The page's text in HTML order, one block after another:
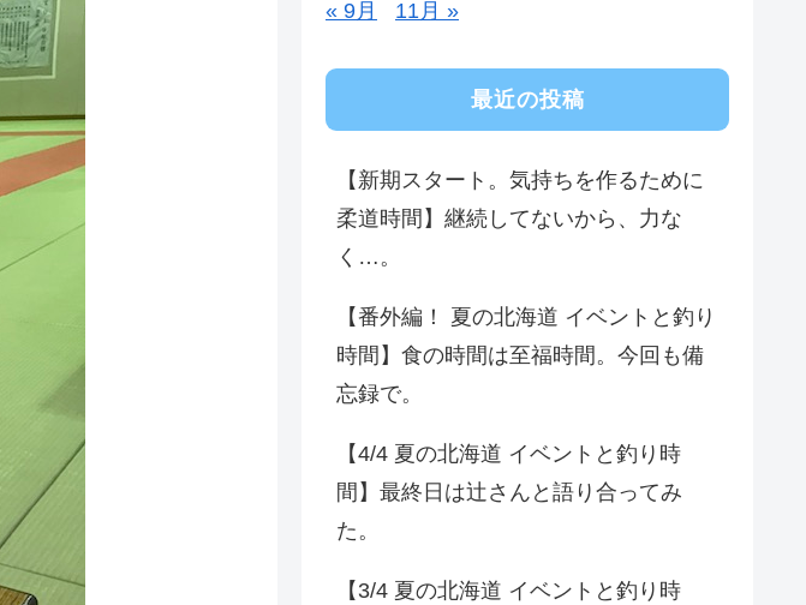
« 9月 11月 »
最近の投稿
【新期スタート。気持ちを作るために
柔道時間】継続してないから、力な
く…。
【番外編！ 夏の北海道 イベントと釣り
時間】食の時間は至福時間。今回も備
忘録で。
【4/4 夏の北海道 イベントと釣り時
間】最終日は辻さんと語り合ってみ
た。
【3/4 夏の北海道 イベントと釣り時